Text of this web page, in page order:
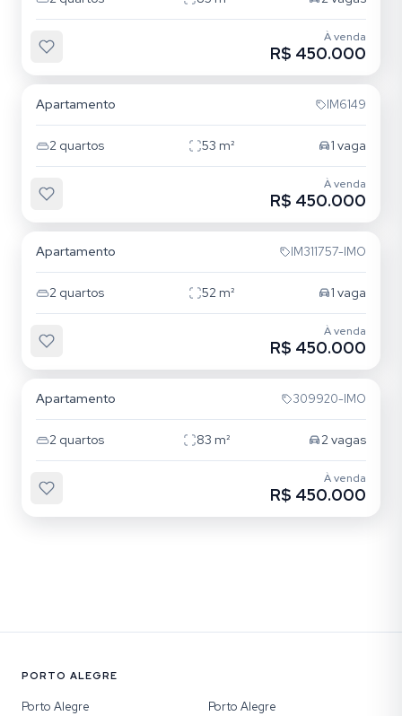
À venda
R$ 450.000
Apartamento IM6149
2 quartos 53 m² 1 vaga
À venda
R$ 450.000
Apartamento IM311757-IMO
2 quartos 52m² 1 vaga
À venda
R$ 450.000
Apartamento 309920-IMO
2 quartos 83 m² 2vagas
À venda
R$ 450.000
PORTO ALEGRE
Porto Alegre
Porto Alegre